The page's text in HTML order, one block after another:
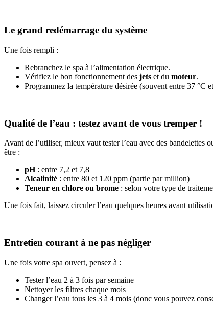
Le grand redémarrage du système
Une fois rempli :
Rebranchez le spa à l’alimentation électrique.
Vérifiez le bon fonctionnement des jets et du moteur.
Programmez la température désirée (souvent entre 37 °C
Qualité de l’eau : testez avant de vous tremper !
Avant de l’utiliser, mieux vaut tester l’eau avec des bandelettes
être :
pH: entre 7,2 et 7,8
Alcalinité : entre 80 et 120 ppm (partie par million)
Teneur en chlore ou brome : selon votre type de
Une fois fait, laissez circuler l’eau quelques heures avant
Entretien courant à ne pas négliger
Une fois votre spa ouvert, pensez à :
Tester l’eau 2 à 3 fois par semaine
Nettoyer les filtres chaque mois
Changer l’eau tous les 3 à 4 mois (donc vous pouvez